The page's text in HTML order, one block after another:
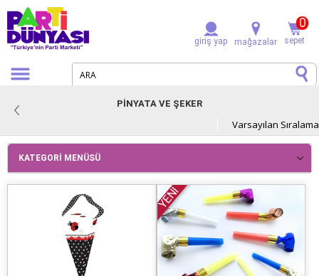
giriş yap mağazalar sepet
0
PINYATA VE ŞEKER
KATEGORI MENÜSÜ
YENİ